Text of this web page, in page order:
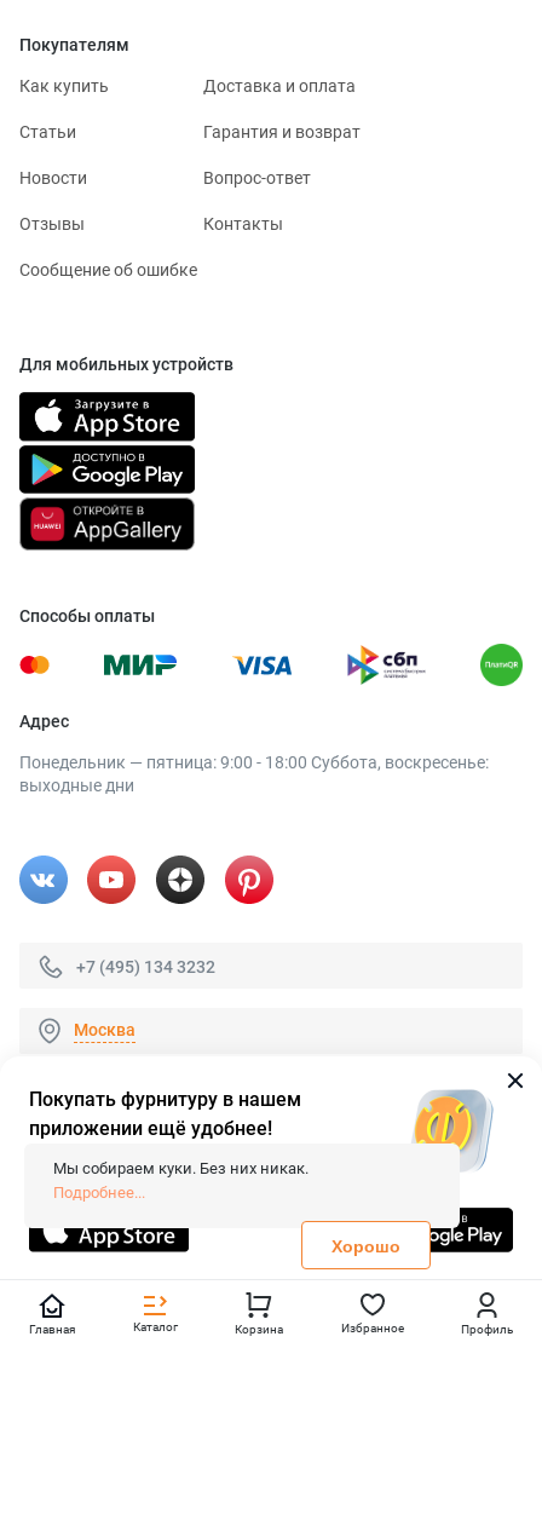
Покупателям
Как купить Доставка и оплата
Статьи Гарантия и возврат
Новости Вопрос-ответ
Отзывы Контакты
Сообщение об ошибке
Для мобильных устройств
Способы оплаты
Адрес
Понедельник — пятница: 9:00 - 18:00 Суббота, воскресенье:
выходные дни
+7 (495) 134 3232
Москва
© 2026 «FieraShop.ru»
Сопровождение сайта
- Вебформат.
Все права защищены.
Не является публичной офертой
Политика конфиденциальности
Главная Каталог Корзина Избранное Профиль
Покупать фурнитуру в нашем
приложении ещё удобнее!
Мы собираем куки. Без них никак.
Подробнее...
Хорошо